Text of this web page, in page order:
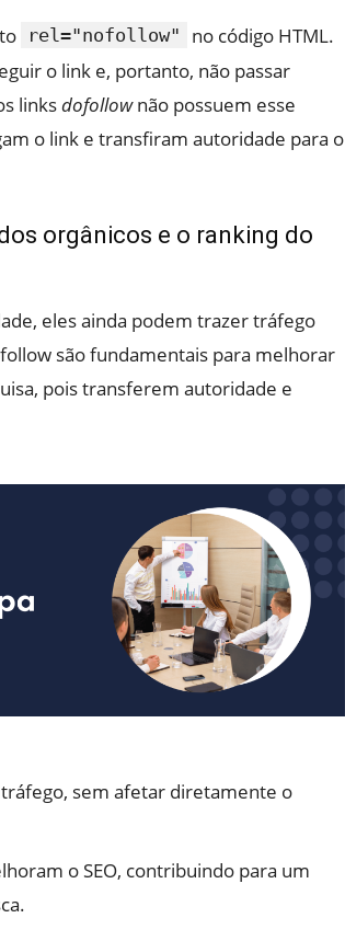
rel="nofollow"
no código HTML.
o link e, portanto, não passar
linksdofollownão possuem esse
o link e transfiram autoridade para o
orgânicos e o ranking do
eles ainda podem trazer tráfego
são fundamentais para melhorar
pois transferem autoridade e
sem afetar diretamente o
o SEO, contribuindo para um